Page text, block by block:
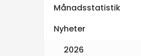
pMånadsstatistik
Nyheter
2026